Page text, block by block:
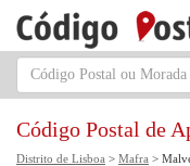
Código Postal de
Distrito de Lisboa > Mafra >